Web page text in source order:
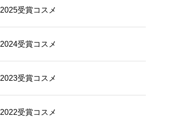
2025受賞コスメ
2024受賞コスメ
2023受賞コスメ
2022受賞コスメ